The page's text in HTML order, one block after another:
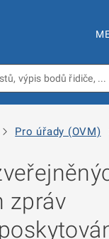
Pro úřady (OVM)
zpráv